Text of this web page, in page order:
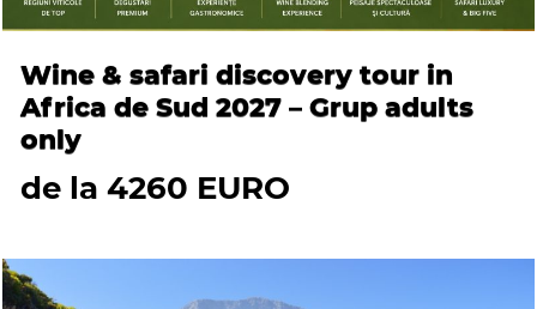
Wine & safari discovery tour in
Africa de Sud 2027 – Grup adults
only
de la 4260 EURO